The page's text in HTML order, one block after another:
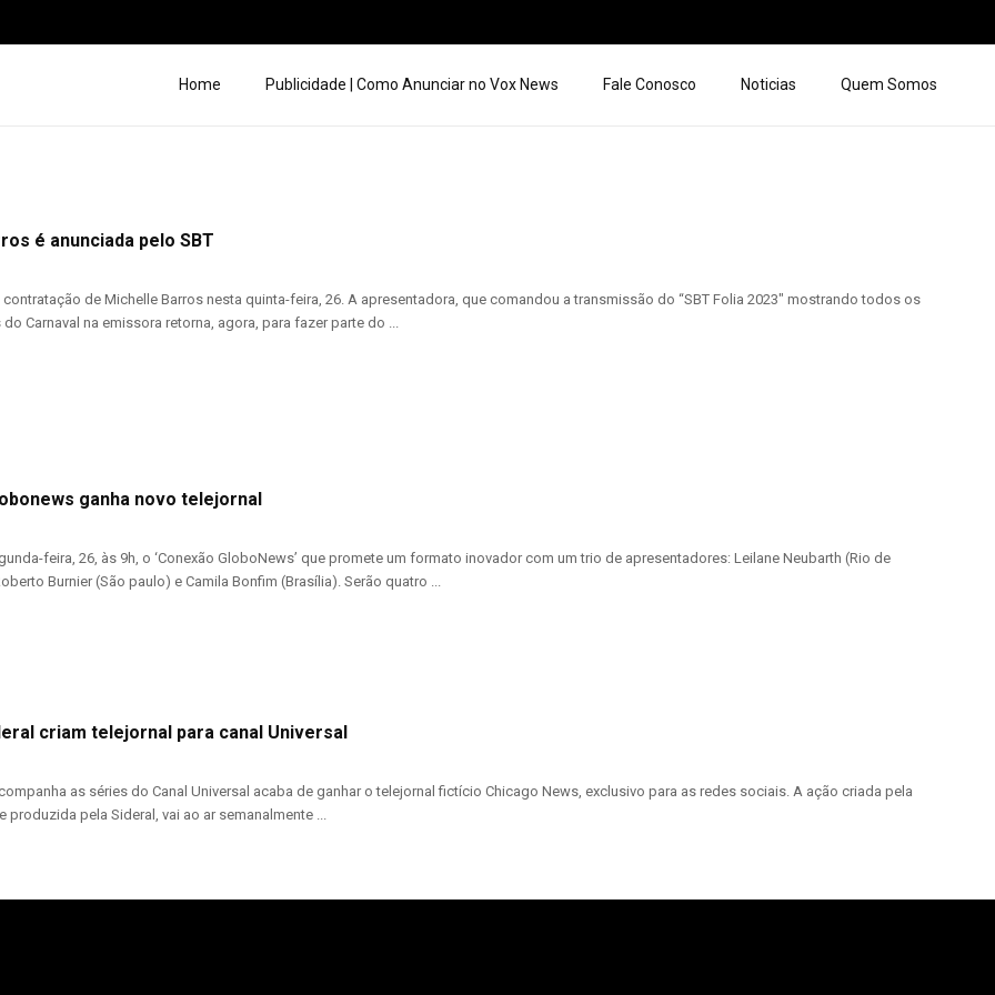
Home Publicidade | Como Anunciar no Vox News Fale Conosco Noticias Quem Somos
é anunciada pelo SBT
contratação de Michelle Barros nesta quinta-feira, 26. A apresentadora, que comandou a transmissão do “SBT Folia 2023″ mostrando todos os
Carnaval na emissora retorna, agora, para fazer parte do ...
ganha novo telejornal
feira, 26, às 9h, o ‘Conexão GloboNews’ que promete um formato inovador com um trio de apresentadores: Leilane Neubarth (Rio de
Burnier (São paulo) e Camila Bonfim (Brasília). Serão quatro ...
criam telejornal para canal Universal
as séries do Canal Universal acaba de ganhar o telejornal fictício Chicago News, exclusivo para as redes sociais. A ação criada pela
produzida pela Sideral, vai ao ar semanalmente ...